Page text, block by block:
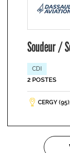
Soudeur /
CDI
2 POSTES
CERGY (95)
Pagination